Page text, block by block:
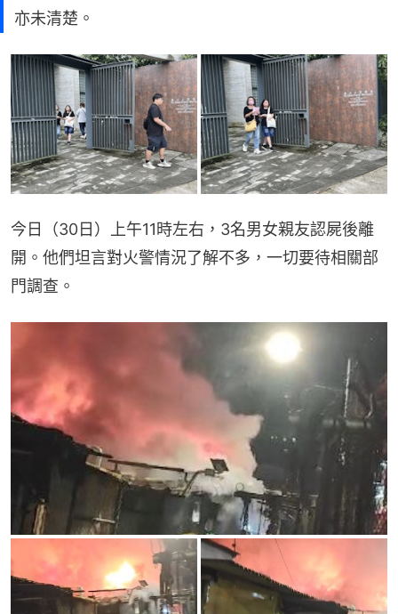
亦未清楚。
今日（30日）上午11時左右，3名男女親友認屍後離
開。他們坦言對火警情況了解不多，一切要待相關部
門調查。